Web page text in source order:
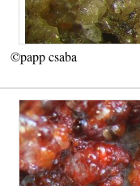
©papp csaba